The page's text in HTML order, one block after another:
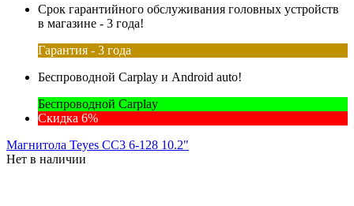
Срок гарантийного обслуживания головных устройств
в магазине - 3 года!
Гарантия - 3 года
Беспроводной Carplay и Android auto!
Беспроводной Carplay
Скидка 6%
Магнитола Teyes CC3 6-128 10.2"
Нет в наличии